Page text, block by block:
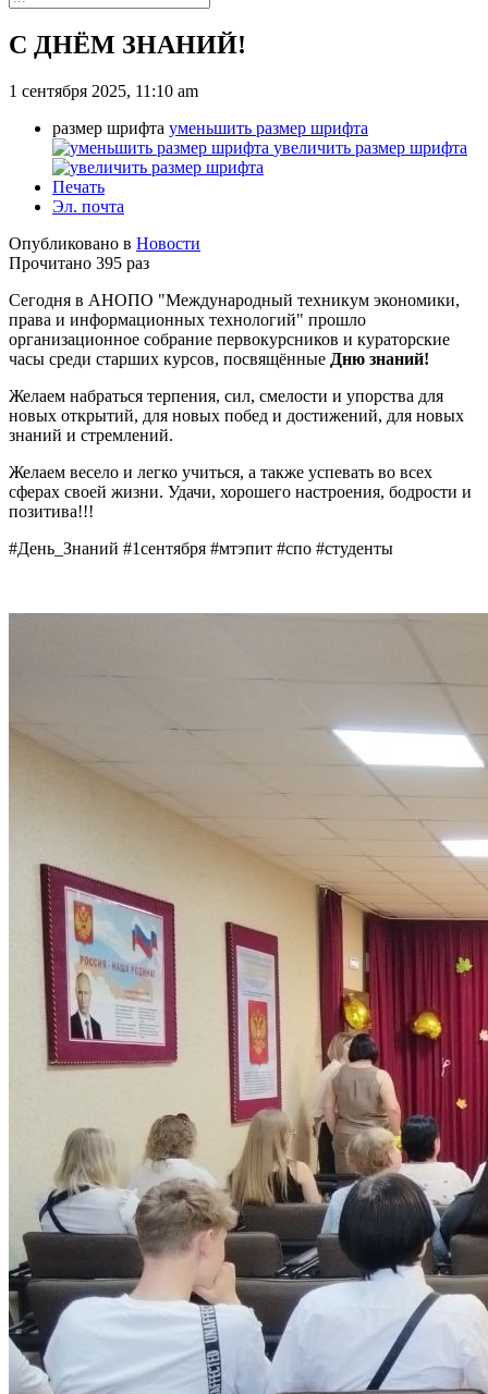
С ДНЁМ ЗНАНИЙ!
1 сентября 2025, 11:10 am
размер шрифта уменьшить размер шрифта
увеличить размер шрифта
Печать
Эл. почта
Опубликовано в Новости
Прочитано 395 раз
Сегодня в АНОПО "Международный техникум экономики,
права и информационных технологий" прошло
организационное собрание первокурсников и кураторские
часы среди старших курсов, посвящённые Дню знаний!
Желаем набраться терпения, сил, смелости и упорства для
новых открытий, для новых побед и достижений, для новых
знаний и стремлений.
Желаем весело и легко учиться, а также успевать во всех
сферах своей жизни. Удачи, хорошего настроения, бодрости и
позитива!!!
#День_Знаний #1сентября #мтэпит #спо #студенты